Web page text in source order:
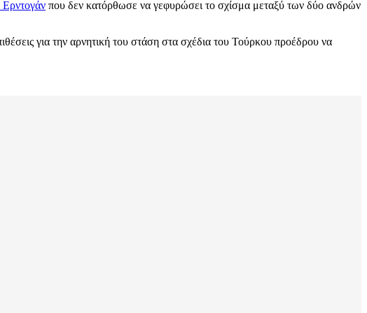
Ερντογάν που δεν κατόρθωσε να γεφυρώσει το σχίσμα μεταξύ των δύο ανδρών
για την αρνητική του στάση στα σχέδια του Τούρκου προέδρου να